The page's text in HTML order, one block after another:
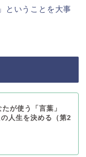
ということを大事
が使う「言葉」
人生を決める（第2